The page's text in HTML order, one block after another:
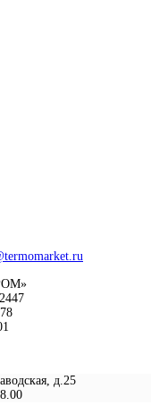
д.25